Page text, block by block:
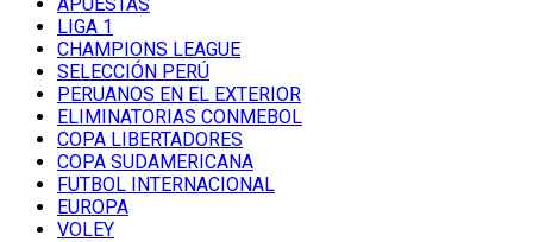
LIGA 1
CHAMPIONS LEAGUE
SELECCIÓN PERÚ
PERUANOS EN EL EXTERIOR
ELIMINATORIAS CONMEBOL
COPA LIBERTADORES
COPA SUDAMERICANA
FUTBOL INTERNACIONAL
EUROPA
VOLEY